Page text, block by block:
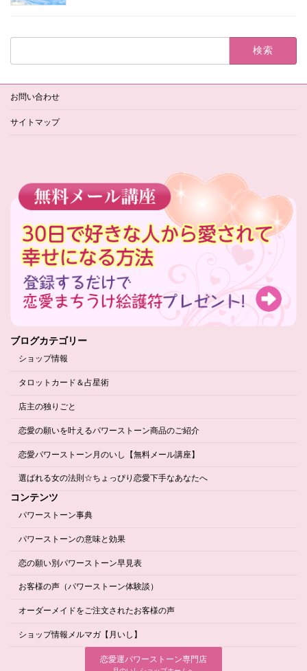
検
お問い合わせ
サイトマップ
ブログカテゴリー
ショップ情報
タロットカード＆占星術
店主の独りごと
恋愛の願いを叶えるパワーストーン商品のご紹介
恋愛パワーストーン月のいし【無料メール講座】
選ばれる女の法則☆ちょっぴり恋愛下手なあなたへ
コンテンツ
パワーストーン事典
パワーストーンの意味と効果
恋の願い別パワーストーン早見表
お客様の声（パワーストーン体験談）
オーダーメイドをご注文されたお客様の声
ショップ情報メルマガ【月いし】
恋愛運パワーストーン専門店